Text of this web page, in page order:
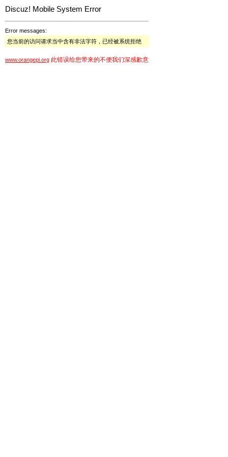
Discuz! Mobile System Error
Error messages:
您当前的访问请求当中含有非法字符，已经被系统拒绝
www.orangepi.org 此错误给您带来的不便我们深感歉意